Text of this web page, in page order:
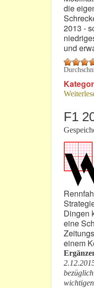
die
2013 -
und
F1
Dingen
eine
einem